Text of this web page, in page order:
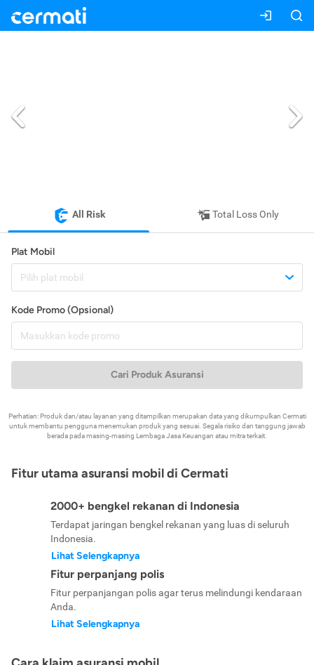
All Risk Total Loss Only
Plat Mobil
Pilih plat mobil
Kode Promo (Opsional)
Cari Produk Asuransi
Perhatian: Produk dan/atau layanan yang ditampilkan merupakan data yang dikumpulkan Cermati
untuk membantu pengguna menemukan produk yang sesuai. Segala risiko dan tanggung jawab
berada pada masing-masing Lembaga Jasa Keuangan atau mitra terkait.
Fitur utama asuransi mobil di Cermati
2000+ bengkel rekanan di Indonesia
Terdapat jaringan bengkel rekanan yang luas di seluruh
Indonesia.
Lihat Selengkapnya
Fitur perpanjang polis
Fitur perpanjangan polis agar terus melindungi kendaraan
Anda.
Lihat Selengkapnya